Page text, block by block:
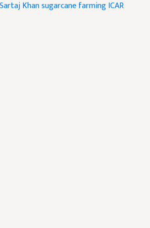
Sartaj Khansugarcane farmingICAR